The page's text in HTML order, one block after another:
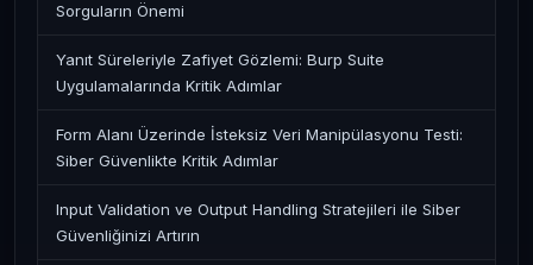
Sorguların Önemi
Yanıt Süreleriyle Zafiyet Gözlemi: Burp Suite
Uygulamalarında Kritik Adımlar
Form Alanı Üzerinde İsteksiz Veri Manipülasyonu Testi:
Siber Güvenlikte Kritik Adımlar
Input Validation ve Output Handling Stratejileri ile Siber
Güvenliğinizi Artırın